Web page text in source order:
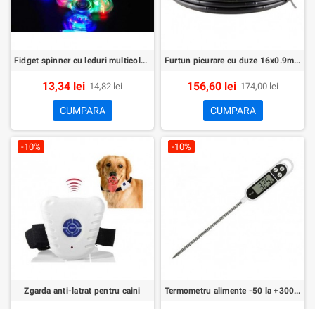
Fidget spinner cu leduri multicolore
13,34 lei 14,82 lei
CUMPARA
Furtun picurare cu duze 16x0.9mm 20cm 4litri/ora 100m
156,60 lei 174,00 lei
CUMPARA
-10%
Zgarda anti-latrat pentru caini
-10%
Termometru alimente -50 la +300 grade